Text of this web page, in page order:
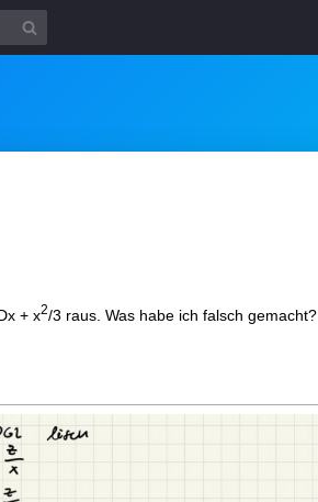
+ x2/3 raus. Was habe ich falsch gemacht?